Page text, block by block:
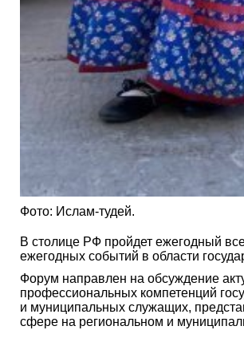
Фото: Ислам-тудей.
В столице РФ пройдет ежегодный
ежегодных событий в области
Форум направлен на обсуждение
профессиональных компетенций
и муниципальных служащих,
сфере на региональном и